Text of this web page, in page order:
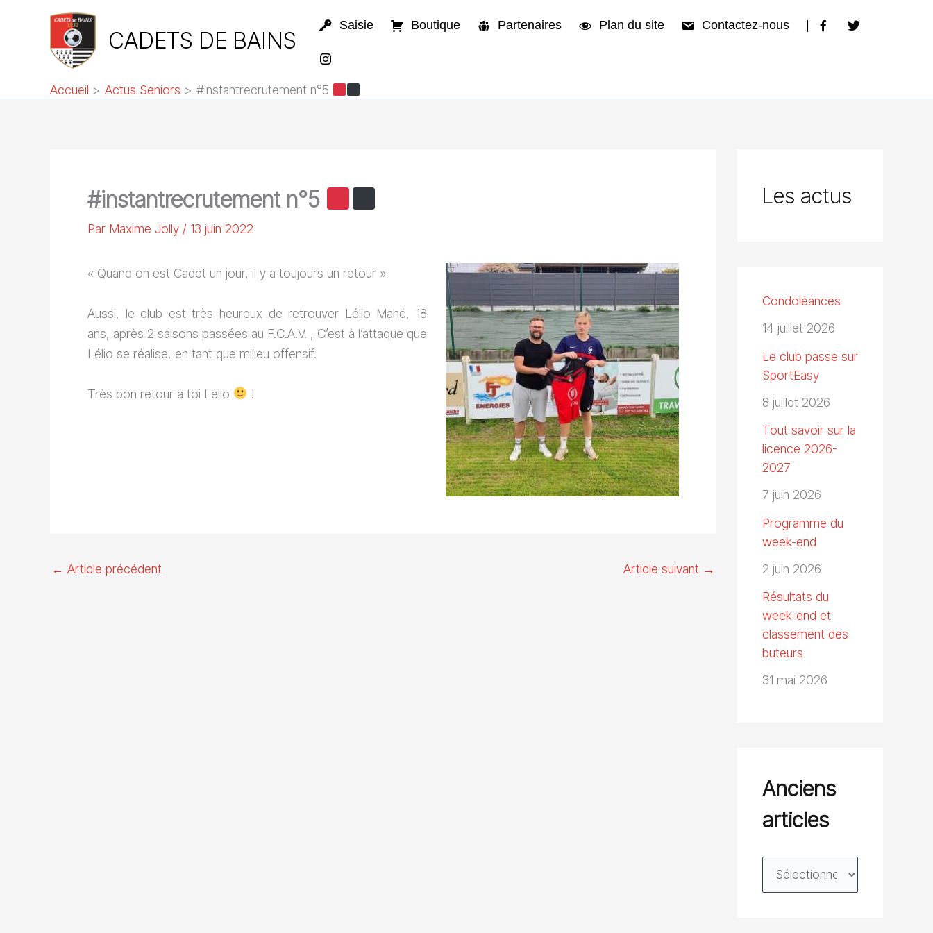
CADETS DE BAINS
Saisie Boutique Partenaires Plan du site Contactez-nous
Accueil Actus Seniors #instantrecrutement n°5
#instantrecrutement n°5
Par Maxime Jolly / 13 juin 2022
« Quand on est Cadet un jour, il y a toujours un retour »
Aussi, le club est très heureux de retrouver Lélio Mahé, 18
ans, après 2 saisons passées au F.C.A.V. , C’est à l’attaque que
Lélio se réalise, en tant que milieu offensif.
Très bon retour à toi Lélio !
← Article précédent Article suivant →
Les actus
Condoléances
14 juillet 2026
Le club passe sur
SportEasy
8 juillet 2026
Tout savoir sur la
licence 2026-
2027
7 juin 2026
Programme du
week-end
2 juin 2026
Résultats du
week-end et
classement des
buteurs
31 mai 2026
Anciens
articles
n